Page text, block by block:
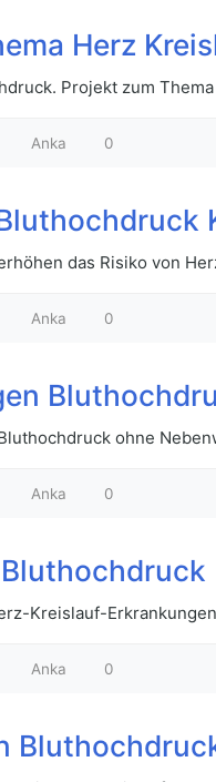
Herz
Projekt zum
Anka 0
das Risiko von
Anka 0
ohne
Anka 0
Kreislauf-
Anka 0